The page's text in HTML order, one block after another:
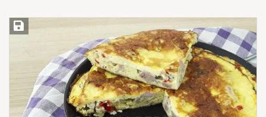
Salva ricetta